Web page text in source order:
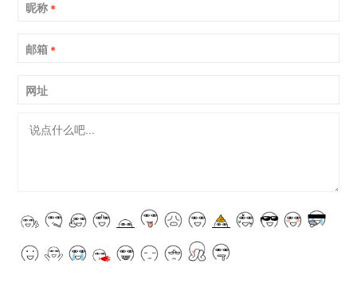
昵称 *
邮箱 *
网址